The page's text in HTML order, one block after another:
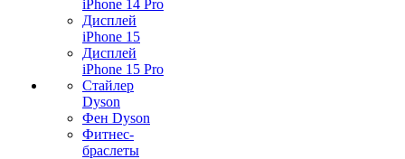
iPhone 14 Pro
Дисплей
iPhone 15
Дисплей
iPhone 15 Pro
Стайлер
Dyson
Фен Dyson
Фитнес-
браслеты